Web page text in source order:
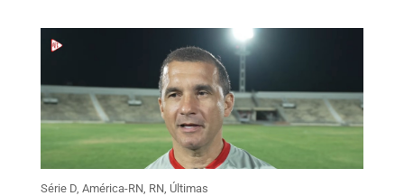
Série D, América-RN, RN, Últimas